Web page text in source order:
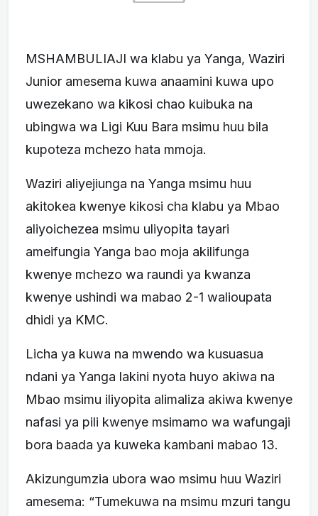
MSHAMBULIAJI wa klabu ya Yanga, Waziri
Junior amesema kuwa anaamini kuwa upo
uwezekano wa kikosi chao kuibuka na
ubingwa wa Ligi Kuu Bara msimu huu bila
kupoteza mchezo hata mmoja.
Waziri aliyejiunga na Yanga msimu huu
akitokea kwenye kikosi cha klabu ya Mbao
aliyoichezea msimu uliyopita tayari
ameifungia Yanga bao moja akilifunga
kwenye mchezo wa raundi ya kwanza
kwenye ushindi wa mabao 2-1 walioupata
dhidi ya KMC.
Licha ya kuwa na mwendo wa kusuasua
ndani ya Yanga lakini nyota huyo akiwa na
Mbao msimu iliyopita alimaliza akiwa kwenye
nafasi ya pili kwenye msimamo wa wafungaji
bora baada ya kuweka kambani mabao 13.
Akizungumzia ubora wao msimu huu Waziri
amesema: “Tumekuwa na msimu mzuri tangu